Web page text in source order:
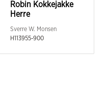
Robin Kokkejakke
Herre
Sverre W. Monsen
H113955-900